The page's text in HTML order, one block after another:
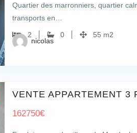
Quartier des marronniers, quartier
transports en…
2 0 55 m2
nicolas
VENTE APPARTEMENT 3
162750€